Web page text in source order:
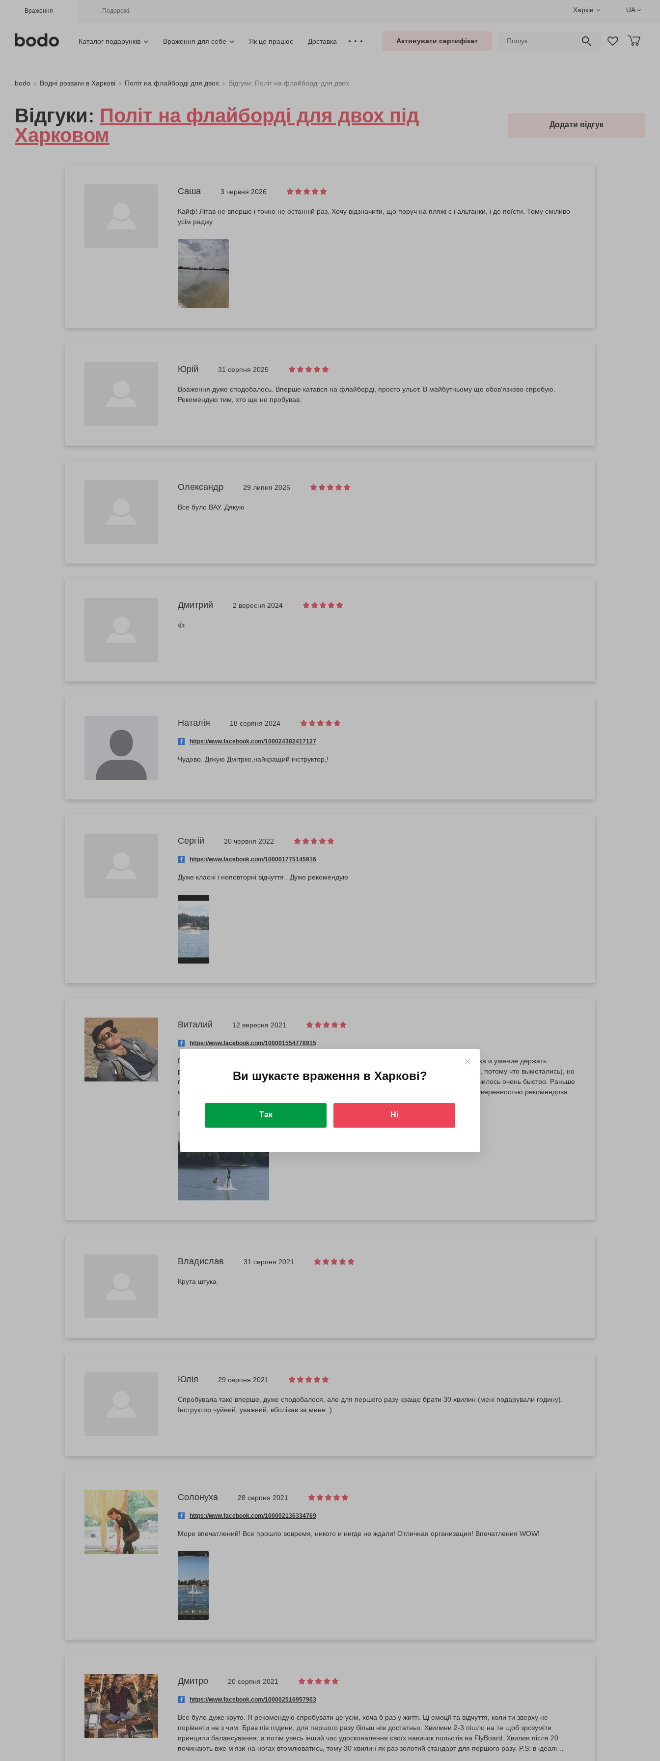
Враження Подорожі Харків UA
Каталог подарунків Враження для себе Як це працює Доставка Активувати сертифікат
bodo Водні розваги в Харкові Політ на флайборді для двох Відгуки: Політ на флайборді для двох
Відгуки: Політ на флайборді для двох під
Харковом
Додати відгук
Саша 3 червня 2026
Кайф! Літав не вперше і точно не останній раз. Хочу відзначити, що поруч на пляжі є і альтанки, і де поїсти. Тому сміливо
усім раджу
Юрій 31 серпня 2025
Враження дуже сподобалось. Вперше катався на флайборді, просто ульот. В майбутньому ще обов'язково спробую.
Рекомендую тим, хто ще не пробував.
Олександр 29 липня 2025
Все було ВАУ. Дякую
Дмитрий 2 вересня 2024
👍
Наталiя 18 серпня 2024
https://www.facebook.com/100024382417127
Чудово. Дякую Дмітрію,найкращий інструктор,!
Сергій 20 червня 2022
https://www.facebook.com/100001775145916
Дуже класні і неповторні відчуття . Дуже рекомендую
Виталий 12 вересня 2021
https://www.facebook.com/100001554778915
Получили в подарок катание на двоих по часу. Чертовски понравилось! Физическая подготовка и умение держать
равновесие желательны, особенно для часа катания (мы катались в два подхода по полчаса, потому что вымотались), но
процесс оказался проще, чем мы себе представляли — встать и начать нарезать круги получилось очень быстро. Раньше
сомневались и не думали, что это настолько интересно и увлекательно, но теперь можем с уверенностью рекомендовать
людям, любящим разные физические активности! Спасибо!
Показати повністю
Владислав 31 серпня 2021
Крута штука
Юлія 29 серпня 2021
Спробувала таке вперше, дуже сподобалося, але для першого разу краще брати 30 хвилин (мені подарували годину).
Інструктор чуйний, уважний, вболівав за мене :)
Солонуха 28 серпня 2021
https://www.facebook.com/100002136334769
Море впечатлений! Все прошло вовремя, никого и нигде не ждали! Отличная организация! Впечатления WOW!
Дмитро 20 серпня 2021
https://www.facebook.com/100002516957903
Все було дуже круто. Я рекомендую спробувати це усім, хоча б раз у житті. Ці емоції та відчуття, коли ти зверху не
порівняти не з чим. Брав пів години, для першого разу більш ніж достатньо. Хвилини 2-3 пішло на те щоб зрозуміти
принципи балансування, а потім увесь інший час удосконалення своїх навичок польотів на FlyBoard. Хвилин після 20
починають вже м‘язи на ногах втомлюватись, тому 30 хвилин як раз золотий стандарт для першого разу. P.S: в ідеалі
Ви шукаєте враження в Харкові?
Так Ні